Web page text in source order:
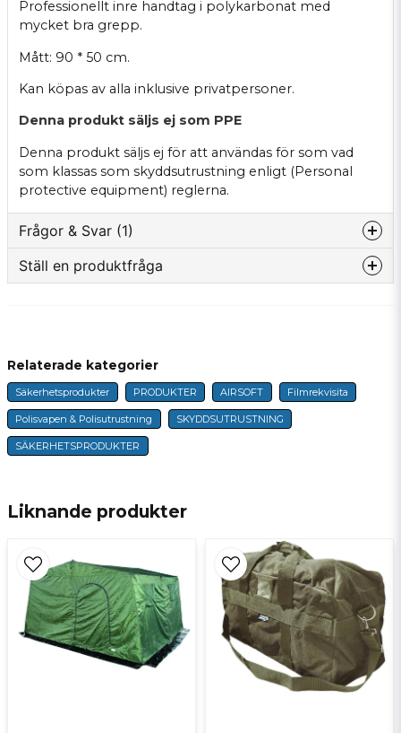
Professionellt inre handtag i polykarbonat med
mycket bra grepp.
Mått: 90 * 50 cm.
Kan köpas av alla inklusive privatpersoner.
Denna produkt säljs ej som PPE
Denna produkt säljs ej för att användas för som vad
som klassas som skyddsutrustning enligt (Personal
protective equipment) reglerna.
Frågor & Svar (1)
Butiken svarade
Hej!
Den går att beställa hem enskilt nu.
Mvh, Martin
Ställ en produktfråga
name
Namn
Ja, ni får publicera min fråga
Liknande produkter
Relaterade kategorier
Säkerhetsprodukter PRODUKTER AIRSOFT Filmrekvisita
Polisvapen & Polisutrustning SKYDDSUTRUSTNING
SÄKERHETSPRODUKTER